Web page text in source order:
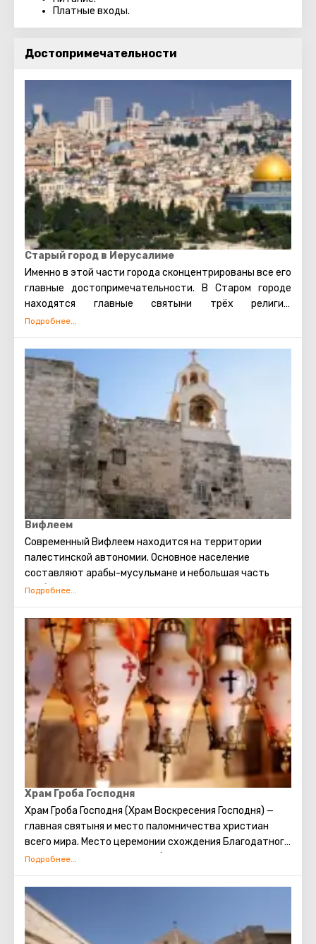
Платные входы.
Достопримечательности
Старый город в Иерусалиме
Именно в этой части города сконцентрированы все его
главные достопримечательности. В Старом городе
находятся главные святыни трёх религий:
мусульманской, иудейской и христианской. Также есть
арабы, христиане и армяне. Несмотря на то, что армяне
также исповедуют христианство, для них проводятся
отдельные службы в храмах, и живут они обособленно.
В армянском квартале практически не бывает
туристических экскурсий. Каждый может увидеть
потрясающие памятники старинной архитектуры,
просто прогулявшись по Старому городу. Башня
Давида, Храм Гроба Господня, сохранившаяся римская
торговая улица, Стена Плача и многие другие
достопримечательности Иерусалима открыты для
посещения туристами.
Вифлеем
Современный Вифлеем находится на территории
палестинской автономии. Основное население
составляют арабы-мусульмане и небольшая часть
арабов-христиан. Основной доход Вифлеему приносит
христианские паломники со всего света. Именно здесь
родился Иисус Христос. Каждое Рождество в
Вифлееме проводятся рождественские мессы,
которые транслируют по всему миру. Главная святыня
города – серебряная звезда в пещере храма
Рождества Христова, которой отмечено место, где
появился на свет Иисус. В этом храме есть
чудотворная икона улыбающейся Божьей Матери,
пещера Избиенных младенцев.
Храм Гроба Господня
Храм Гроба Господня (Храм Воскресения Господня) —
главная святыня и место паломничества христиан
всего мира. Место церемонии схождения Благодатного
огня. Место распятия, погребения и воскрешения